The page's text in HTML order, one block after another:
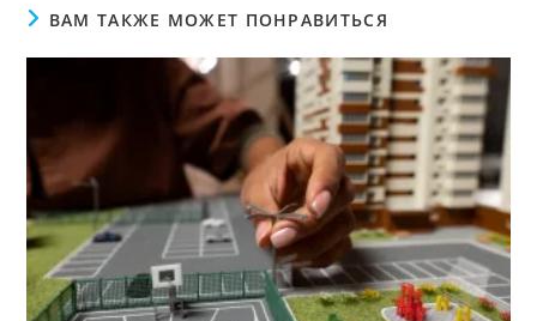
ВАМ ТАКЖЕ МОЖЕТ ПОНРАВИТЬСЯ